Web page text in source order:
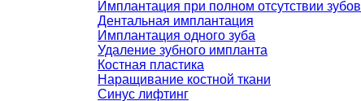
Имплантация при полном отсутствии зубов
Дентальная имплантация
Имплантация одного зуба
Удаление зубного импланта
Костная пластика
Наращивание костной ткани
Синус лифтинг